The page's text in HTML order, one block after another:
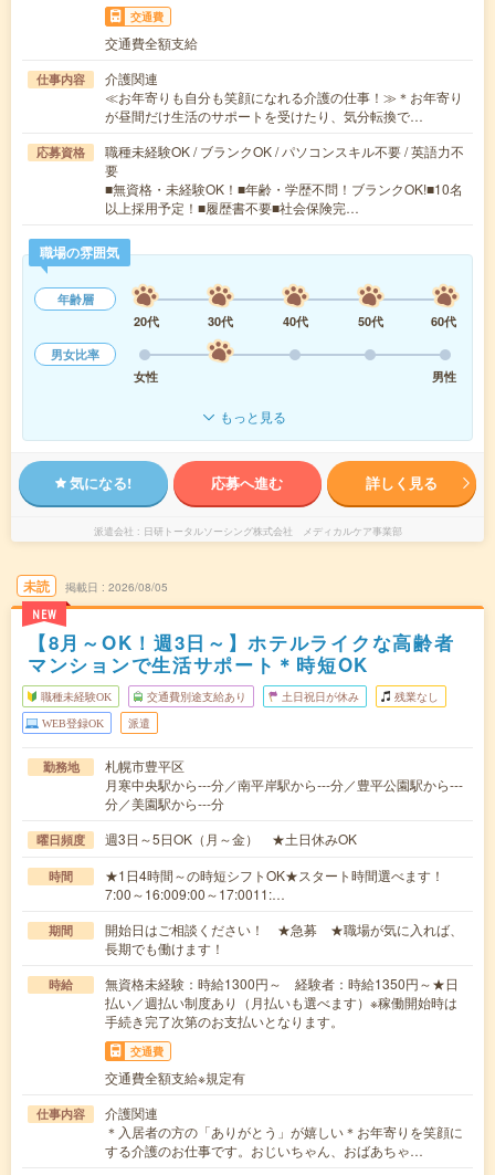
交通費
交通費全額支給
仕事内容
介護関連
≪お年寄りも自分も笑顔になれる介護の仕事！≫＊お年寄り
が昼間だけ生活のサポートを受けたり、気分転換で…
応募資格
職種未経験OK / ブランクOK / パソコンスキル不要 / 英語力不
要
■無資格・未経験OK！■年齢・学歴不問！ブランクOK!■10名
以上採用予定！■履歴書不要■社会保険完…
職場の雰囲気
年齢層
20代
30代 40代 50代
60代
男女比率
女性
男性
もっと見る
気になる! 応募へ進む 詳しく見る
派遣会社 日研トータルソーシング株式会社 メディカルケア事業部
未読
NEW
掲載日 2026/08/05
【8月～OK！週3日～】ホテルライクな高齢者
マンションで生活サポート＊時短OK
職種未経験OK 交通費別途支給あり 土日祝日が休み 残業なし
WEB登録OK 派遣
勤務地
札幌市豊平区
月寒中央駅から---分／南平岸駅から---分／豊平公園駅から---
分／美園駅から---分
曜日頻度 週3日～5日OK（月～金） ★土日休みOK
時間
★1日4時間～の時短シフトOK★スタート時間選べます！
7:00～16:009:00～17:0011:…
期間
開始日はご相談ください！ ★急募 ★職場が気に入れば、
長期でも働けます！
時給
無資格未経験：時給1300円～ 経験者：時給1350円～★日
払い／週払い制度あり（月払いも選べます）※稼働開始時は
手続き完了次第のお支払いとなります。
交通費
交通費全額支給※規定有
仕事内容
介護関連
＊入居者の方の「ありがとう」が嬉しい＊お年寄りを笑顔に
する介護のお仕事です。おじいちゃん、おばあちゃ…